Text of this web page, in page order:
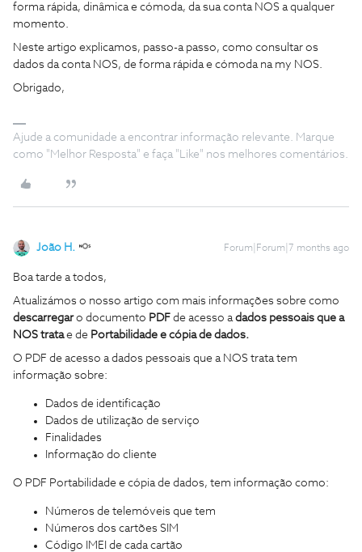
forma rápida, dinâmica e cómoda, da sua conta NOS a qualquer
momento.
Neste artigo explicamos, passo-a passo, como consultar os
dados da conta NOS, de forma rápida e cómoda na my NOS.
Obrigado,
Ajude a comunidade a encontrar informação relevante. Marque
como "Melhor Resposta" e faça "Like" nos melhores comentários.
João H. Forum|Forum|7 months ago
Boa tarde a todos,
Atualizámos o nosso artigo com mais informações sobre como
descarregaro documento PDF de acesso a dados pessoais que a
NOS tratae de Portabilidade e cópia de dados.
O PDF de acesso a dados pessoais que a NOS trata tem
informação sobre:
Dados de identificação
Dados de utilização de serviço
Finalidades
Informação do cliente
O PDF Portabilidade e cópia de dados, tem informação como:
Números de telemóveis que tem
Números dos cartões SIM
Código IMEI de cada cartão